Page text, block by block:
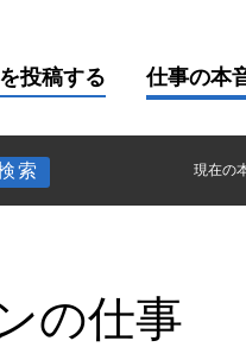
投稿する 仕事の本
現在の
の仕事